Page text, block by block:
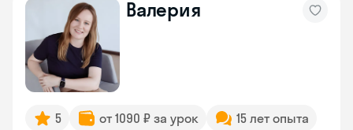
Валерия
5 от 1090 ₽ за урок
15 лет опыта